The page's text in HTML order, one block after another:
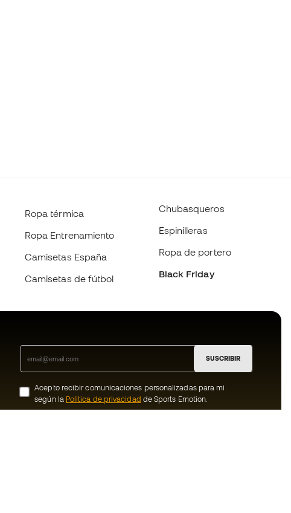
Ropa térmica
Ropa Entrenamiento
Camisetas España
Camisetas de fútbol
Chubasqueros
Espinilleras
Ropa de portero
Black Friday
SUSCRIBIR
Acepto recibir comunicaciones personalizadas para mi
según la Política de privacidad de Sports Emotion.